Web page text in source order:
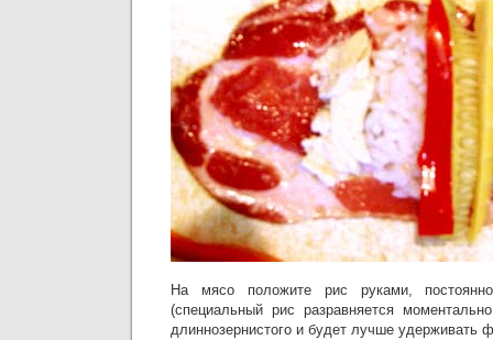
На мясо положите рис руками,
(специальный рис разравняется
длиннозернистого и будет лучше удерживать